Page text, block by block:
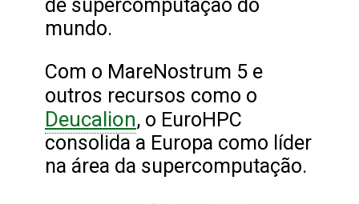
de supercomputação do
mundo.
Com o MareNostrum 5 e
outros recursos como o
Deucalion, o EuroHPC
consolida a Europa como líder
na área da supercomputação.